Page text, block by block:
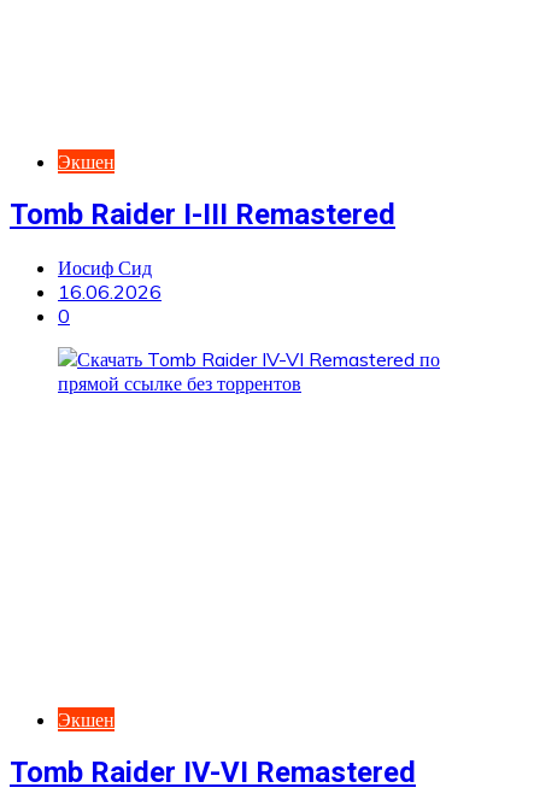
Экшен
Tomb Raider I-III Remastered
Иосиф Сид
16.06.2026
0
Экшен
Tomb Raider IV-VI Remastered